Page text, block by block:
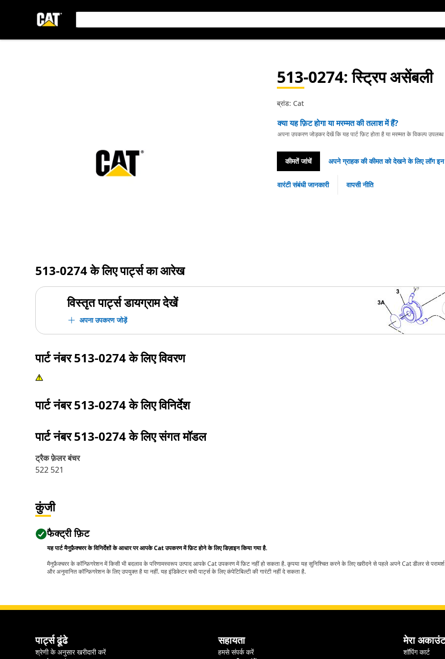
513-0274: स्ट्रिप असेंबली
ब्रांड: Cat
क्या यह फ़िट होगा या मरम्मत की तलाश में हैं?
अपना उपकरण जोड़कर देखें कि यह पार्ट फ़िट होता है या मरम्मत के विकल्प उपलब्ध
कीमतें जांचें अपने ग्राहक की कीमत को देखने के लिए लॉग
वारंटी संबंधी जानकारी वापसी नीति
513-0274के लिए पार्ट्स का आरेख
विस्तृत पार्ट्स डायग्राम देखें
अपना उपकरण जोड़ें
पार्ट नंबर513-0274के लिए विवरण
पार्ट नंबर513-0274के लिए विनिर्देश
पार्ट नंबर513-0274के लिए संगत मॉडल
ट्रैक फ़ेलर बंचर
522 521
कुंजी
फैक्ट्री फ़िट
यह पार्ट मैनुफ़ैक्चरर के विनिर्देशों के आधार पर आपके Cat उपकरण में फ़िट होने के लिए डिज़ाइन किया गया है.
मैनुफ़ैक्चरर के कॉन्फ़िगरेशन में किसी भी बदलाव के परिणामस्वरूप उत्पाद आपके Cat उपकरण में फ़िट नहीं हो सकता है. कृपया यह सुनिश्चित करने के लिए खरीदने से पहले अपने Cat डीलर से
और अनुमानित कॉन्फ़िगरेशन के लिए उपयुक्त है या नहीं. यह इंडिकेटर सभी पार्ट्स के लिए कंपेटिबिल्टी की गारंटी नहीं दे सकता है.
पार्ट्स ढूंढे
श्रेणी के अनुसार खरीदारी करें
सहायता
हमसे संपर्क करें
मेरा अकाउंट
शॉपिंग कार्ट